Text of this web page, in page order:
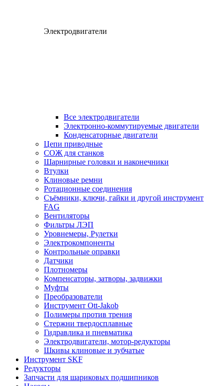
Электродвигатели
Все электродвигатели
Электронно-коммутируемые двигатели
Конденсаторные двигатели
Цепи приводные
СОЖ для станков
Шарнирные головки и наконечники
Втулки
Клиновые ремни
Ротационные соединения
Съёмники, ключи, гайки и другой инструмент
FAG
Вентиляторы
Фильтры ЛЭП
Уровнемеры, Рулетки
Электрокомпоненты
Контрольные оправки
Датчики
Плотномеры
Компенсаторы, затворы, задвижки
Муфты
Преобразователи
Инструмент Ott-Jakob
Полимеры против трения
Стержни твердосплавные
Гидравлика и пневматика
Электродвигатели, мотор-редукторы
Шкивы клиновые и зубчатые
Инструмент SKF
Редукторы
Запчасти для шариковых подшипников